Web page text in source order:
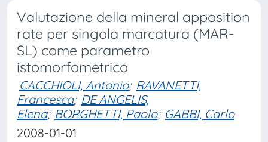
Valutazione della mineral apposition
rate per singola marcatura (MAR-
SL) come parametro
istomorfometrico
CACCHIOLI, Antonio; RAVANETTI,
Francesca; DE ANGELIS,
Elena; BORGHETTI, Paolo; GABBI, Carlo
2008-01-01